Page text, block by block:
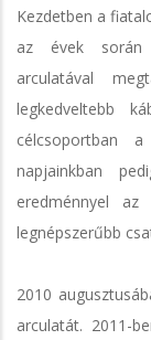
Kezdetben a
az évek során
arculatával
legkedveltebb
célcsoportban
napjainkban
eredménnyel
legnépszerűbb
2010
arculatát. 2011-